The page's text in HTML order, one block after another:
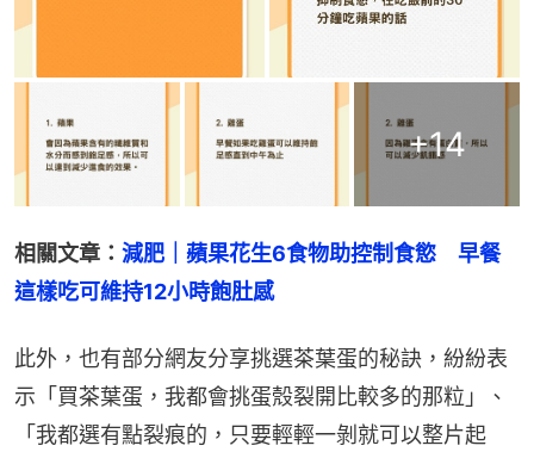
+14
相關文章： 減肥｜蘋果花生6食物助控制食慾　早餐
這樣吃可維持12小時飽肚感
此外，也有部分網友分享挑選茶葉蛋的秘訣，紛紛表
示「買茶葉蛋，我都會挑蛋殼裂開比較多的那粒」、
「我都選有點裂痕的，只要輕輕一剝就可以整片起